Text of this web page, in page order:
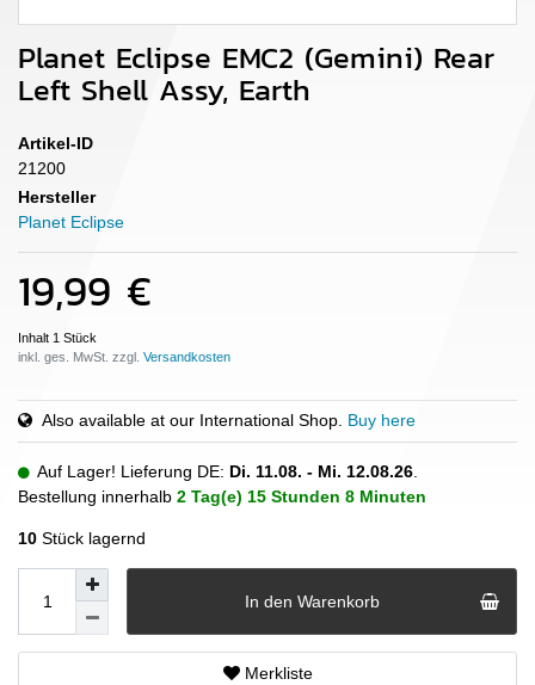
Planet Eclipse EMC2 (Gemini) Rear
Left Shell Assy, Earth
Artikel-ID
21200
Hersteller
Planet Eclipse
19,99 €
Inhalt 1 Stück
inkl. ges. MwSt. zzgl.
Also available at our International Shop. Buy here
Auf Lager! Lieferung DE: Di. 11.08. - Mi. 12.08.26.
Bestellung innerhalb 2 Tag(e) 15 Stunden 8 Minuten
10 Stück lagernd
In den Warenkorb
Merkliste